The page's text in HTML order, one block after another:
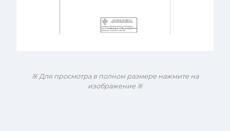
※ Для просмотра в полном размере нажмите на
изображение ※